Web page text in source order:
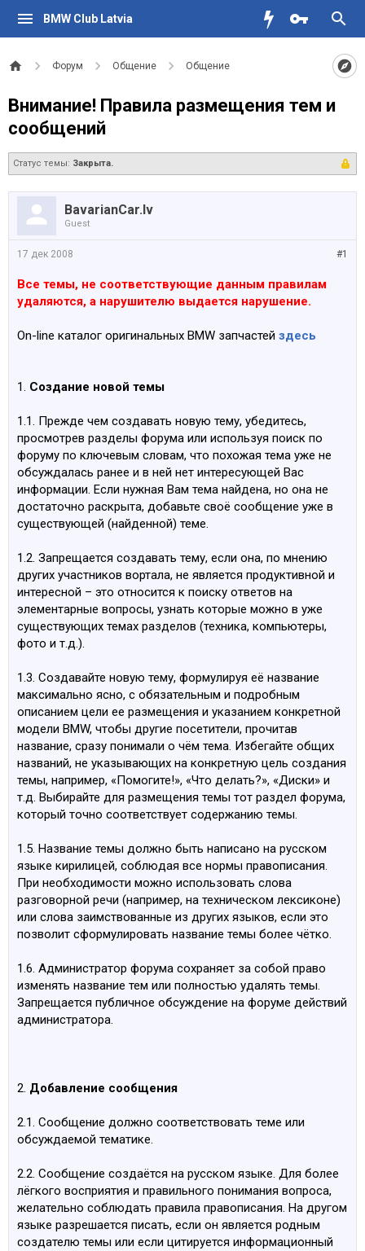
BMW Club Latvia
Форум Общение Общение
Внимание! Правила размещения тем и
сообщений
Статус темы: Закрыта.
BavarianCar.lv
Guest
#1
17 дек 2008
Все темы, не соответствующие данным правилам
удаляются, а нарушителю выдается нарушение.
On-line каталог оригинальных BMW запчастей здесь
1. Создание новой темы
1.1. Прежде чем создавать новую тему, убедитесь,
просмотрев разделы форума или используя поиск по
форуму по ключевым словам, что похожая тема уже не
обсуждалась ранее и в ней нет интересующей Вас
информации. Если нужная Вам тема найдена, но она не
достаточно раскрыта, добавьте своё сообщение уже в
существующей (найденной) теме.
1.2. Запрещается создавать тему, если она, по мнению
других участников вортала, не является продуктивной и
интересной – это относится к поиску ответов на
элементарные вопросы, узнать которые можно в уже
существующих темах разделов (техника, компьютеры,
фото и т.д.).
1.3. Создавайте новую тему, формулируя её название
максимально ясно, с обязательным и подробным
описанием цели ее размещения и указанием конкретной
модели BMW, чтобы другие посетители, прочитав
название, сразу понимали о чём тема. Избегайте общих
названий, не указывающих на конкретную цель создания
темы, например, «Помогите!», «Что делать?», «Диски» и
т.д. Выбирайте для размещения темы тот раздел форума,
который точно соответствует содержанию темы.
1.5. Название темы должно быть написано на русском
языке кирилицей, соблюдая все нормы правописания.
При необходимости можно использовать слова
разговорной речи (например, на техническом лексиконе)
или слова заимствованные из других языков, если это
позволит сформулировать название темы более чётко.
1.6. Администратор форума сохраняет за собой право
изменять название тем или полностью удалять темы.
Запрещается публичное обсуждение на форуме действий
администратора.
2. Добавление сообщения
2.1. Сообщение должно соответствовать теме или
обсуждаемой тематике.
2.2. Сообщение создаётся на русском языке. Для более
лёгкого восприятия и правильного понимания вопроса,
желательно соблюдать правила правописания. На другом
языке разрешается писать, если он является родным
создателю темы или если цитируется информационный